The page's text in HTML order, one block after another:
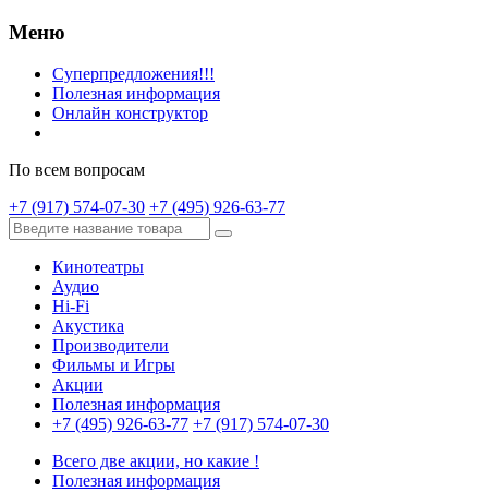
Меню
Суперпредложения!!!
Полезная информация
Онлайн конструктор
По всем вопросам
+7 (917) 574-07-30 +7 (495) 926-63-77
Кинотеатры
Аудио
Hi-Fi
Акустика
Производители
Фильмы и Игры
Акции
Полезная информация
+7 (495) 926-63-77 +7 (917) 574-07-30
Всего две акции, но какие !
Полезная информация